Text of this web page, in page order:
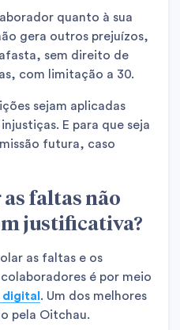
quanto à sua
gera outros prejuízos,
sem direito de
com limitação a 30.
sejam aplicadas
E para que seja
futura, caso
faltas não
justificativa?
as faltas e os
é por meio
digital. Um dos melhores
pela Oitchau.